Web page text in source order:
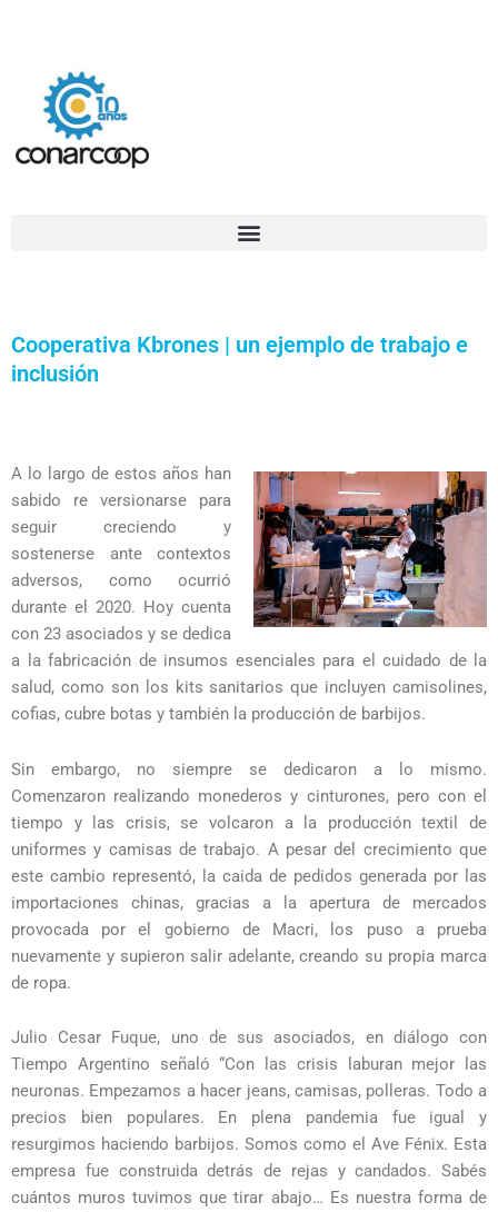
Cooperativa Kbrones | un ejemplo de trabajo e
inclusión
A lo largo de estos años han
sabido re versionarse para
seguir creciendo y
sostenerse ante contextos
adversos, como ocurrió
durante el 2020. Hoy cuenta
con 23 asociados y se dedica
a la fabricación de insumos esenciales para el cuidado de la
salud, como son los kits sanitarios que incluyen camisolines,
cofias, cubre botas y también la producción de barbijos.
Sin embargo, no siempre se dedicaron a lo mismo.
Comenzaron realizando monederos y cinturones, pero con el
tiempo y las crisis, se volcaron a la producción textil de
uniformes y camisas de trabajo. A pesar del crecimiento que
este cambio representó, la caida de pedidos generada por las
importaciones chinas, gracias a la apertura de mercados
provocada por el gobierno de Macri, los puso a prueba
nuevamente y supieron salir adelante, creando su propia marca
de ropa.
Julio Cesar Fuque, uno de sus asociados, en diálogo con
Tiempo Argentino señaló “Con las crisis laburan mejor las
neuronas. Empezamos a hacer jeans, camisas, polleras. Todo a
precios bien populares. En plena pandemia fue igual y
resurgimos haciendo barbijos. Somos como el Ave Fénix. Esta
empresa fue construida detrás de rejas y candados. Sabés
cuántos muros tuvimos que tirar abajo… Es nuestra forma de